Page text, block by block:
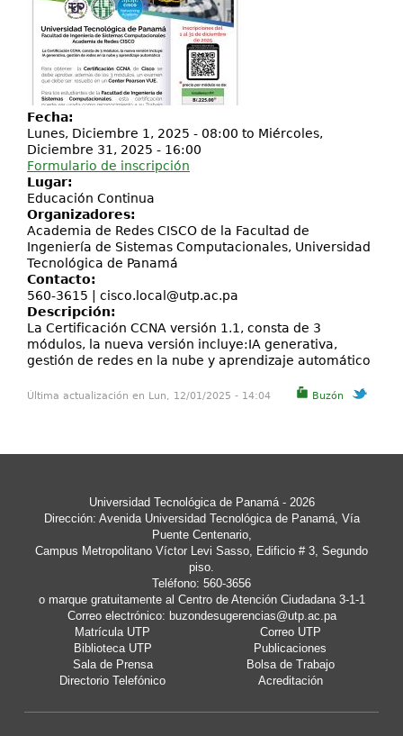
Fecha:
Lunes, Diciembre 1, 2025 - 08:00 to Miércoles,
Diciembre 31, 2025 - 16:00
Formulario de inscripción
Lugar:
Educación Continua
Organizadores:
Academia de Redes CISCO de la Facultad de
Ingeniería de Sistemas Computacionales, Universidad
Tecnológica de Panamá
Contacto:
560-3615 | cisco.local@utp.ac.pa
Descripción:
La Certificación CCNA versión 1.1, consta de 3
módulos, la nueva versión incluye:IA generativa,
gestión de redes en la nube y aprendizaje automático
Buzón
Última actualización en Lun, 12/01/2025 - 14:04
Universidad Tecnológica de Panamá- 2026
Dirección: Avenida Universidad Tecnológica de Panamá, Vía
Puente Centenario,
Campus Metropolitano Víctor Levi Sasso, Edificio # 3, Segundo
piso.
Teléfono: 560-3656
o marque gratuitamente al Centro de Atención Ciudadana 3-1-1
Correo electrónico: buzondesugerencias@utp.ac.pa
Matrícula UTP
Correo UTP
Biblioteca UTP
Publicaciones
Sala de Prensa
Bolsa de Trabajo
Directorio Telefónico
Acreditación